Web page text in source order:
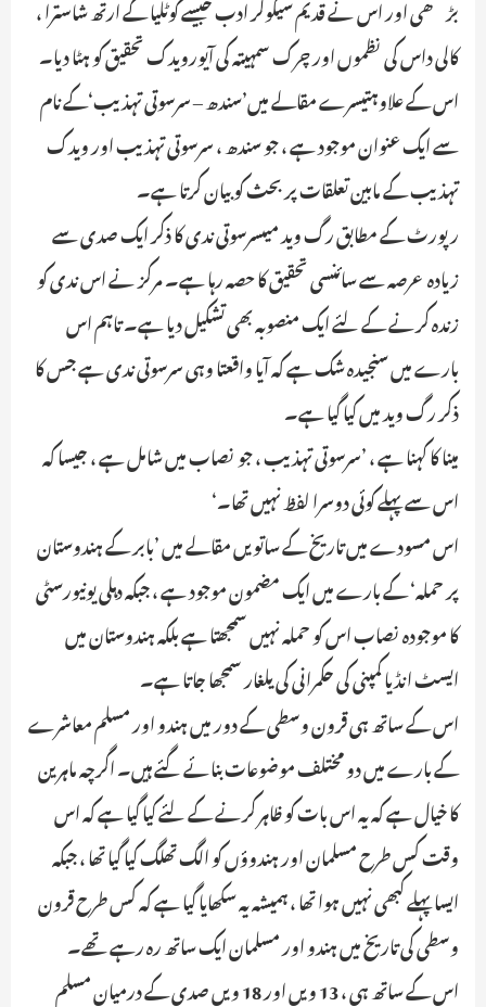
بڑھی اور اس نے قدیم سیکولر ادب جیسے کوٹلیا کے ارتھ شاسترا ،
کالی داس کی نظموں اور چرک سمہیتہ کی آیورویدک تحقیق کو ہٹا دیا۔
اس کے علاوہتیسرے مقالے میں’سندھ – سرسوتی تہذیب‘کے نام
سے ایک عنوان موجود ہے ، جو سندھ ، سرسوتی تہذیب اور ویدک
تہذیب کے مابین تعلقات پر بحث کو بیان کرتا ہے۔
رپورٹ کے مطابق رگ وید میںسرسوتی ندی کا ذکر ایک صدی سے
زیادہ عرصہ سے سائنسی تحقیق کا حصہ رہا ہے۔ مرکز نے اس ندی کو
زندہ کرنے کے لئے ایک منصوبہ بھی تشکیل دیا ہے۔ تاہم اس
بارے میں سنجیدہ شک ہے کہ آیا واقعتا وہی سرسوتی ندی ہے جس کا
ذکر رگ وید میں کیا گیا ہے۔
مینا کا کہنا ہے ، ’سرسوتی تہذیب ، جو نصاب میں شامل ہے ، جیسا کہ
اس سے پہلے کوئی دوسرا لفظ نہیں تھا۔‘
اس مسودے میں تاریخ کے ساتویں مقالے میں ’بابر کے ہندوستان
پر حملہ‘ کے بارے میں ایک مضمون موجود ہے ، جبکہ دہلی یونیورسٹی
کا موجودہ نصاب اس کو حملہ نہیں سمجھتا ہے بلکہ ہندوستان میں
ایسٹ انڈیا کمپنی کی حکمرانی کی یلغار سمجھا جاتا ہے۔
اس کے ساتھ ہی قرون وسطی کے دور میں ہندو اور مسلم معاشرے
کے بارے میں دو مختلف موضوعات بنائے گئے ہیں۔ اگرچہ ماہرین
کا خیال ہے کہ یہ اس بات کو ظاہر کرنے کے لئے کیا گیا ہے کہ اس
وقت کس طرح مسلمان اور ہندوؤں کو الگ تھلگ کیا گیا تھا ، جبکہ
ایسا پہلے کبھی نہیں ہوا تھا ، ہمیشہ یہ سکھایا گیا ہے کہ کس طرح قرون
وسطی کی تاریخ میں ہندو اور مسلمان ایک ساتھ رہ رہے تھے۔
اس کے ساتھ ہی ، 13 ویں اور 18 ویں صدی کے درمیان مسلم